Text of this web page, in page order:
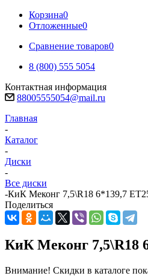
Корзина0
Отложенные0
Сравнение товаров0
8 (800) 555 5054
Контактная информация
88005555054@mail.ru
Главная
-
Каталог
-
Диски
-
Все диски
-КиК Меконг 7,5\R18 6*139,7
Поделиться
КиК Меконг 7,5\R18
Внимание! Скидки в каталоге